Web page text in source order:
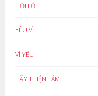
HỐI LỖI
YÊU VÌ
VÌ YÊU
HÃY THIỆN TÂM